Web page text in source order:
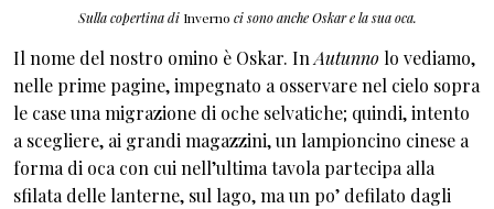
Sulla copertina di Inverno ci sono anche Oskar e la sua oca.
Il nome del nostro omino è Oskar. In Autunno lo vediamo,
nelle prime pagine, impegnato a osservare nel cielo sopra
le case una migrazione di oche selvatiche; quindi, intento
a scegliere, ai grandi magazzini, un lampioncino cinese a
forma di oca con cui nell’ultima tavola partecipa alla
sfilata delle lanterne, sul lago, ma un po’ defilato dagli